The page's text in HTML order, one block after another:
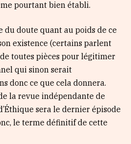
pourtant bien établi.
du doute quant au poids de ce
existence (certains parlent
toutes pièces pour légitimer
qui sinon serait
donc ce que cela donnera.
la revue indépendante de
sera le dernier épisode
le terme définitif de cette